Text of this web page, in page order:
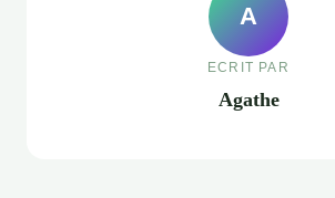
A
ECRIT PAR
Agathe